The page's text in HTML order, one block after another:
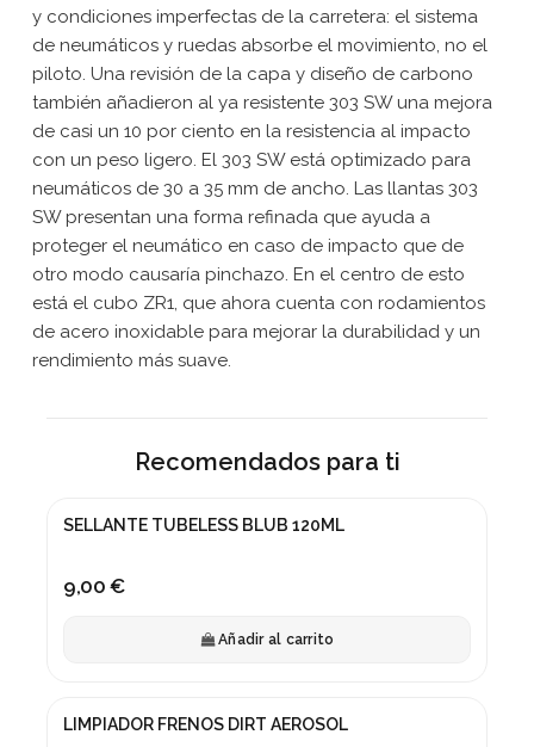
y condiciones imperfectas de la carretera: el sistema
de neumáticos y ruedas absorbe el movimiento, no el
piloto. Una revisión de la capa y diseño de carbono
también añadieron al ya resistente 303 SW una mejora
de casi un 10 por ciento en la resistencia al impacto
con un peso ligero. El 303 SW está optimizado para
neumáticos de 30 a 35 mm de ancho. Las llantas 303
SW presentan una forma refinada que ayuda a
proteger el neumático en caso de impacto que de
otro modo causaría pinchazo. En el centro de esto
está el cubo ZR1, que ahora cuenta con rodamientos
de acero inoxidable para mejorar la durabilidad y un
rendimiento más suave.
Recomendados para ti
SELLANTE TUBELESS BLUB 120ML
9,00 €
Añadir al carrito
LIMPIADOR FRENOS DIRT AEROSOL